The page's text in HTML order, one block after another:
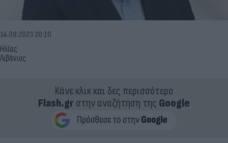
Ηλίας
Λιβάνιος
14.09.2023 20:10
Κάνε κλικ και δες περισσότερο
Flash.grστην αναζήτηση της Google